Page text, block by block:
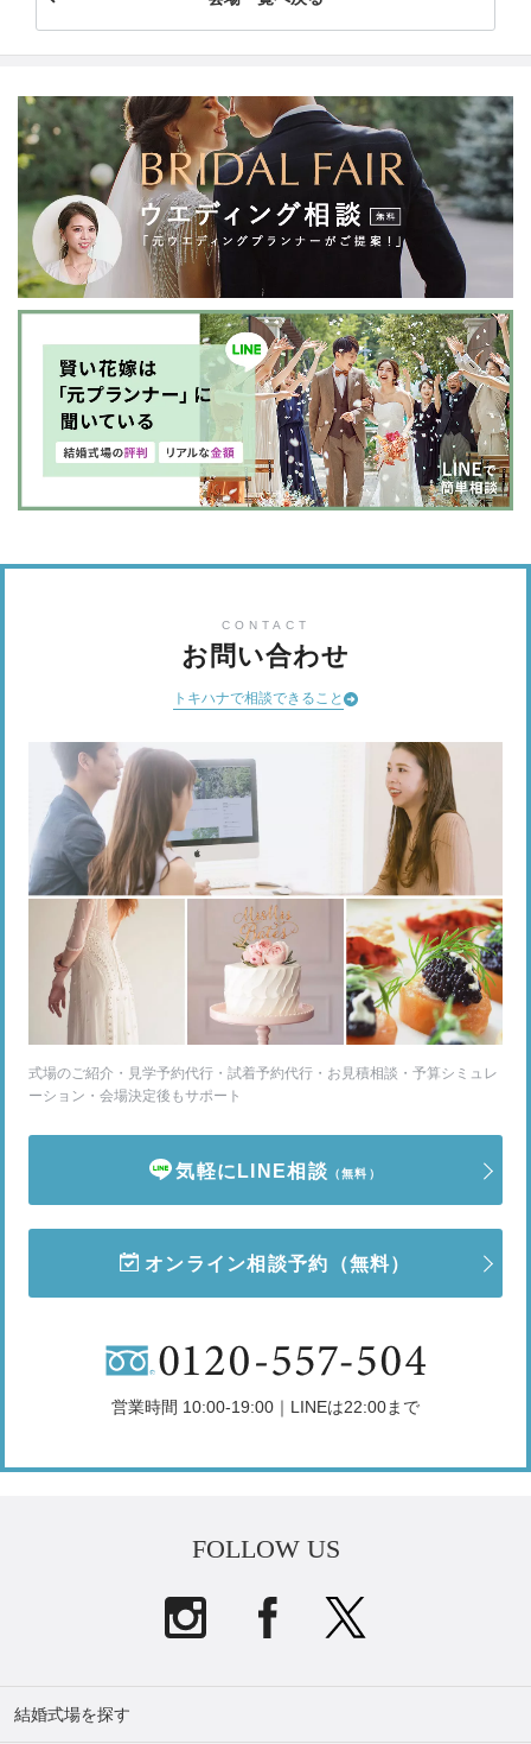
CONTACT
お問い合わせ
トキハナで相談できること
式場のご紹介・見学予約代行・試着予約代行・お見積相談・予算シミュレ
ーション・会場決定後もサポート
気軽にLINE相談 （無料）
オンライン相談予約 （無料）
営業時間 10:00-19:00｜LINEは22:00まで
FOLLOW US
結婚式場を探す